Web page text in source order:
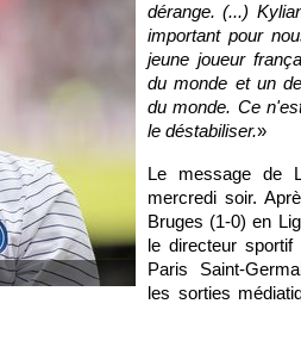
dérange. (...)
important pour
jeune joueur
du monde et un
du monde. Ce
le déstabiliser.»
Le message de
mercredi soir.
Bruges (1-0) en
le directeur
Paris Saint-
les sorties